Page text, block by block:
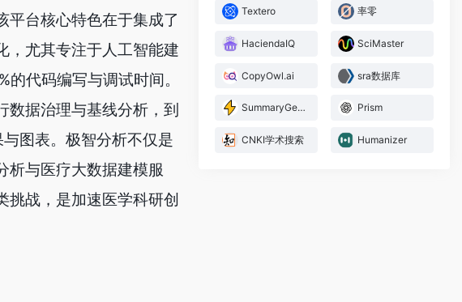
平台核心特色在于集成了
，尤其专注于人工智能建
代码编写与调试时间。
据治理与基线分析，到
图表。极智分析不仅是
析与医疗大数据建模服
战，是加速医学科研创
Textero 率零
HaciendaIQ SciMaster
CopyOwl.ai sra数据库
SummaryGenerator.AI Prism
CNKI学术搜索 Humanizer